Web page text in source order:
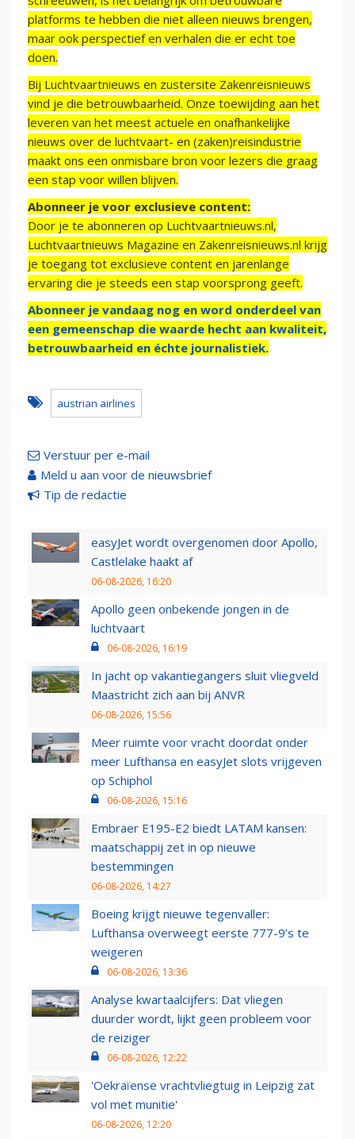
platforms te hebben die niet alleen nieuws brengen,
maar ook perspectief en verhalen die er echt toe
doen.
Bij Luchtvaartnieuws en zustersite Zakenreisnieuws
vind je die betrouwbaarheid. Onze toewijding aan het
leveren van het meest actuele en onafhankelijke
nieuws over de luchtvaart- en (zaken)reisindustrie
maakt ons een onmisbare bron voor lezers die graag
een stap voor willen blijven.
Abonneer je voor exclusieve content:
Door je te abonneren op Luchtvaartnieuws.nl,
Luchtvaartnieuws Magazine en Zakenreisnieuws.nl krijg
je toegang tot exclusieve content en jarenlange
ervaring die je steeds een stap voorsprong geeft.
Abonneer je vandaag nog en word onderdeel van
een gemeenschap die waarde hecht aan kwaliteit,
betrouwbaarheid en échte journalistiek.
austrian airlines
Verstuur per e-mail
Meld u aan voor de nieuwsbrief
Tip de redactie
easyJet wordt overgenomen door Apollo,
Castlelake haakt af
06-08-2026, 16:20
Apollo geen onbekende jongen in de
luchtvaart
06-08-2026, 16:19
In jacht op vakantiegangers sluit vliegveld
Maastricht zich aan bij ANVR
06-08-2026, 15:56
Meer ruimte voor vracht doordat onder
meer Lufthansa en easyJet slots vrijgeven
op Schiphol
06-08-2026, 15:16
Embraer E195-E2 biedt LATAM kansen:
maatschappij zet in op nieuwe
bestemmingen
06-08-2026, 14:27
Boeing krijgt nieuwe tegenvaller:
Lufthansa overweegt eerste 777-9’s te
weigeren
06-08-2026, 13:36
Analyse kwartaalcijfers: Dat vliegen
duurder wordt, lijkt geen probleem voor
de reiziger
06-08-2026, 12:22
'Oekraïense vrachtvliegtuig in Leipzig zat
vol met munitie'
06-08-2026, 12:20